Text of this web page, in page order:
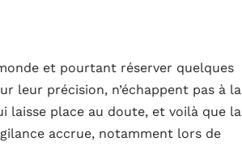
et pourtant réserver quelques
leur précision, n’échappent pas à la
laisse place au doute, et voilà que la
accrue, notamment lors de